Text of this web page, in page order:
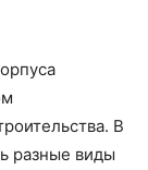
В
разные виды